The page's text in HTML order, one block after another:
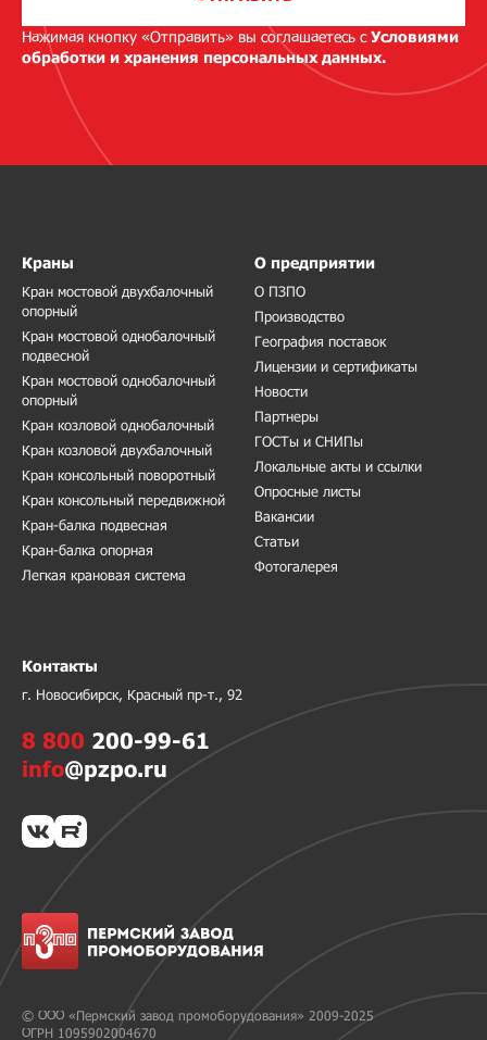
Нажимая кнопку «Отправить» вы соглашаетесь сУсловиями
обработки и хранения персональных данных.
© ООО «Пермский завод промоборудования» 2009-2025
ОГРН 1095902004670
Краны
Кран мостовой двухбалочный
опорный
Кран мостовой однобалочный
подвесной
Кран мостовой однобалочный
опорный
Кран козловой однобалочный
Кран козловой двухбалочный
Кран консольный поворотный
Кран консольный передвижной
Кран-балка подвесная
Кран-балка опорная
Легкая крановая система
О предприятии
О ПЗПО
Производство
География поставок
Лицензии и сертификаты
Новости
Партнеры
ГОСТы и СНИПы
Локальные акты и ссылки
Опросные листы
Вакансии
Статьи
Фотогалерея
Контакты
г. Новосибирск, Красный пр-т., 92
8 800 200-99-61
info@pzpo.ru